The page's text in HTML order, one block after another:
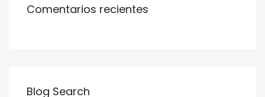
Comentarios recientes
Blog Search